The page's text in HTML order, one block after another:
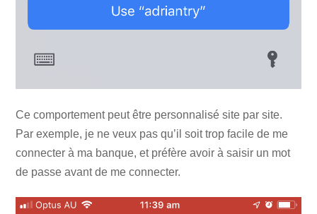
Ce comportement peut être personnalisé site par site.
Par exemple, je ne veux pas qu’il soit trop facile de me
connecter à ma banque, et préfère avoir à saisir un mot
de passe avant de me connecter.